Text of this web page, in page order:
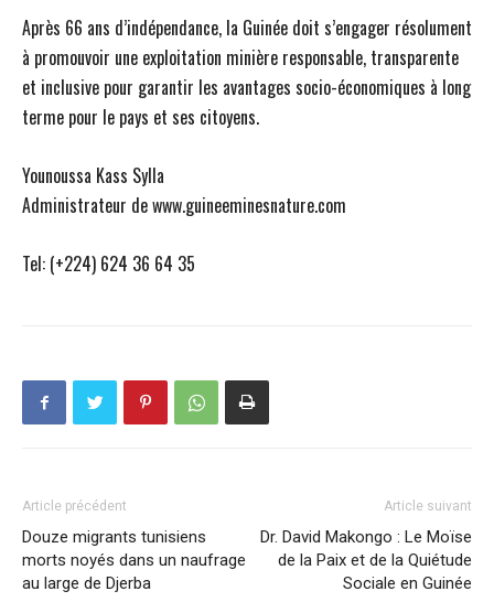
Après 66 ans d’indépendance, la Guinée doit s’engager résolument
à promouvoir une exploitation minière responsable, transparente
et inclusive pour garantir les avantages socio-économiques à long
terme pour le pays et ses citoyens.
Younoussa Kass Sylla
Administrateur de www.guineeminesnature.com
Tel: (+224) 624 36 64 35
Article précédent
Douze migrants tunisiens
morts noyés dans un naufrage
au large de Djerba
Article suivant
Dr. David Makongo : Le Moïse
de la Paix et de la Quiétude
Sociale en Guinée